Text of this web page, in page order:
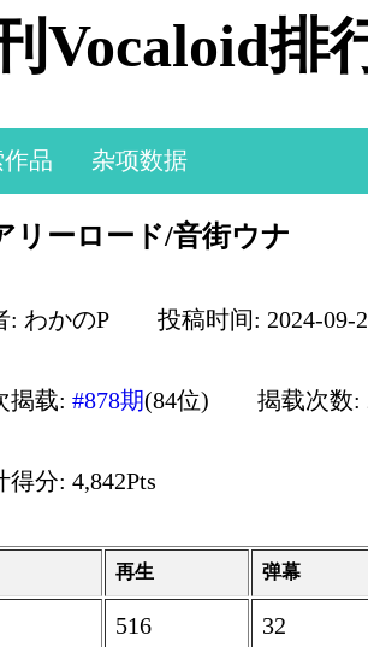
Vocaloid排
品 杂项数据
リーロード/音街ウナ
: わかのP 投稿时间: 2024-09-
揭载:#878期(84位) 揭载次数:
得分: 4,842Pts
再生 弹幕
516 32